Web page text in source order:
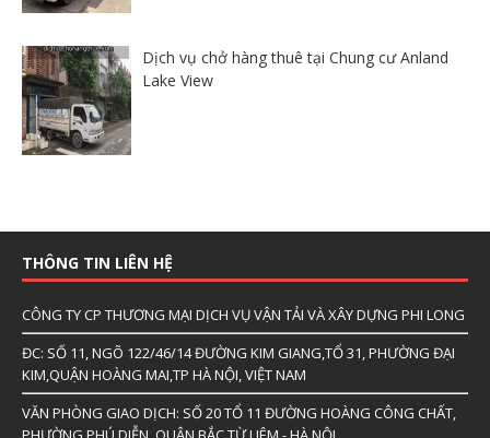
Dịch vụ chở hàng thuê tại Chung cư Anland
Lake View
THÔNG TIN LIÊN HỆ
CÔNG TY CP THƯƠNG MẠI DỊCH VỤ VẬN TẢI VÀ XÂY DỰNG PHI LONG
ĐC: SỐ 11, NGÕ 122/46/14 ĐƯỜNG KIM GIANG,TỔ 31, PHƯỜNG ĐẠI
KIM,QUẬN HOÀNG MAI,TP HÀ NỘI, VIỆT NAM
VĂN PHÒNG GIAO DỊCH: SỐ 20 TỔ 11 ĐƯỜNG HOÀNG CÔNG CHẤT,